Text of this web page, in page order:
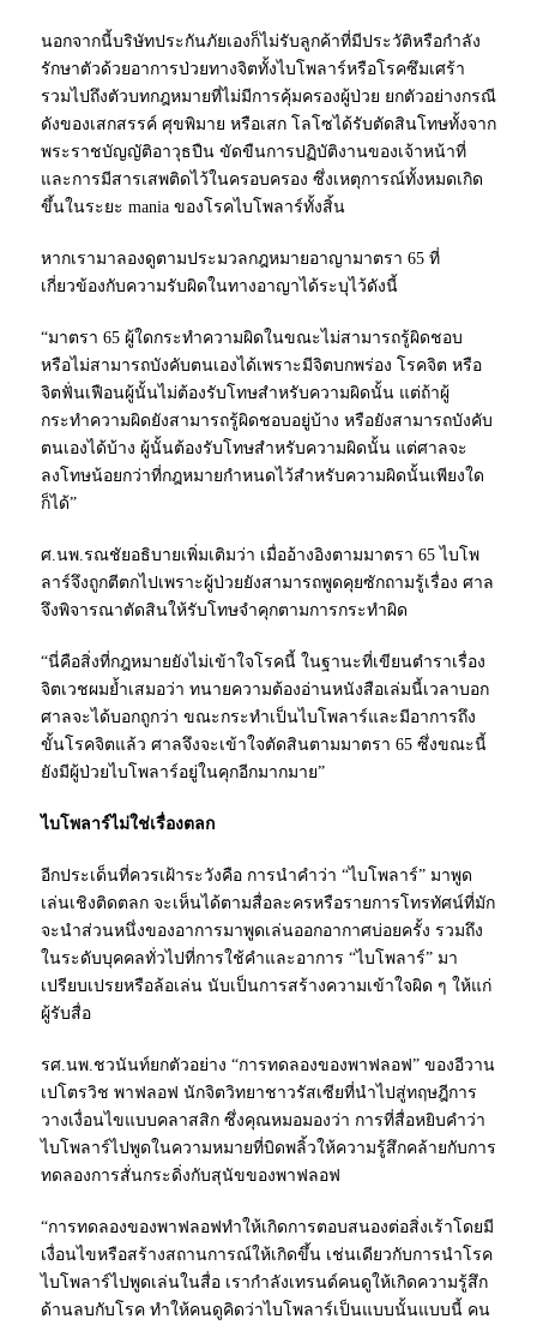
นอกจากนี้บริษัทประกันภัยเองก็ไม่รับลูกค้าที่มีประวัติหรือกำลัง
รักษาตัวด้วยอาการป่วยทางจิตทั้งไบโพลาร์หรือโรคซึมเศร้า
รวมไปถึงตัวบทกฎหมายที่ไม่มีการคุ้มครองผู้ป่วย ยกตัวอย่างกรณี
ดังของเสกสรรค์ ศุขพิมาย หรือเสก โลโซได้รับตัดสินโทษทั้งจาก
พระราชบัญญัติอาวุธปืน ขัดขืนการปฏิบัติงานของเจ้าหน้าที่
และการมีสารเสพติดไว้ในครอบครอง ซึ่งเหตุการณ์ทั้งหมดเกิด
ขึ้นในระยะ mania ของโรคไบโพลาร์ทั้งสิ้น
หากเรามาลองดูตามประมวลกฎหมายอาญามาตรา 65 ที่
เกี่ยวข้องกับความรับผิดในทางอาญาได้ระบุไว้ดังนี้
“มาตรา 65 ผู้ใดกระทำความผิดในขณะไม่สามารถรู้ผิดชอบ
หรือไม่สามารถบังคับตนเองได้เพราะมีจิตบกพร่อง โรคจิต หรือ
จิตฟั่นเฟือนผู้นั้นไม่ต้องรับโทษสำหรับความผิดนั้น แต่ถ้าผู้
กระทำความผิดยังสามารถรู้ผิดชอบอยู่บ้าง หรือยังสามารถบังคับ
ตนเองได้บ้าง ผู้นั้นต้องรับโทษสำหรับความผิดนั้น แต่ศาลจะ
ลงโทษน้อยกว่าที่กฎหมายกำหนดไว้สำหรับความผิดนั้นเพียงใด
ก็ได้”
ศ.นพ.รณชัยอธิบายเพิ่มเติมว่า เมื่ออ้างอิงตามมาตรา 65 ไบโพ
ลาร์จึงถูกตีตกไปเพราะผู้ป่วยยังสามารถพูดคุยซักถามรู้เรื่อง ศาล
จึงพิจารณาตัดสินให้รับโทษจำคุกตามการกระทำผิด
“นี่คือสิ่งที่กฎหมายยังไม่เข้าใจโรคนี้ ในฐานะที่เขียนตำราเรื่อง
จิตเวชผมย้ำเสมอว่า ทนายความต้องอ่านหนังสือเล่มนี้เวลาบอก
ศาลจะได้บอกถูกว่า ขณะกระทำเป็นไบโพลาร์และมีอาการถึง
ขั้นโรคจิตแล้ว ศาลจึงจะเข้าใจตัดสินตามมาตรา 65 ซึ่งขณะนี้
ยังมีผู้ป่วยไบโพลาร์อยู่ในคุกอีกมากมาย”
ไบโพลาร์ไม่ใช่เรื่องตลก
อีกประเด็นที่ควรเฝ้าระวังคือ การนำคำว่า “ไบโพลาร์” มาพูด
เล่นเชิงติดตลก จะเห็นได้ตามสื่อละครหรือรายการโทรทัศน์ที่มัก
จะนำส่วนหนึ่งของอาการมาพูดเล่นออกอากาศบ่อยครั้ง รวมถึง
ในระดับบุคคลทั่วไปที่การใช้คำและอาการ “ไบโพลาร์” มา
เปรียบเปรยหรือล้อเล่น นับเป็นการสร้างความเข้าใจผิด ๆ ให้แก่
ผู้รับสื่อ
รศ.นพ.ชวนันท์ยกตัวอย่าง “การทดลองของพาฟลอฟ” ของอีวาน
เปโตรวิช พาฟลอฟ นักจิตวิทยาชาวรัสเซียที่นำไปสู่ทฤษฎีการ
วางเงื่อนไขแบบคลาสสิก ซึ่งคุณหมอมองว่า การที่สื่อหยิบคำว่า
ไบโพลาร์ไปพูดในความหมายที่บิดพลิ้วให้ความรู้สึกคล้ายกับการ
ทดลองการสั่นกระดิ่งกับสุนัขของพาฟลอฟ
“การทดลองของพาฟลอฟทำให้เกิดการตอบสนองต่อสิ่งเร้าโดยมี
เงื่อนไขหรือสร้างสถานการณ์ให้เกิดขึ้น เช่นเดียวกับการนำโรค
ไบโพลาร์ไปพูดเล่นในสื่อ เรากำลังเทรนด์คนดูให้เกิดความรู้สึก
ด้านลบกับโรค ทำให้คนดูคิดว่าไบโพลาร์เป็นแบบนั้นแบบนี้ คน